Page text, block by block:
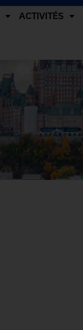
ACTIVITÉS